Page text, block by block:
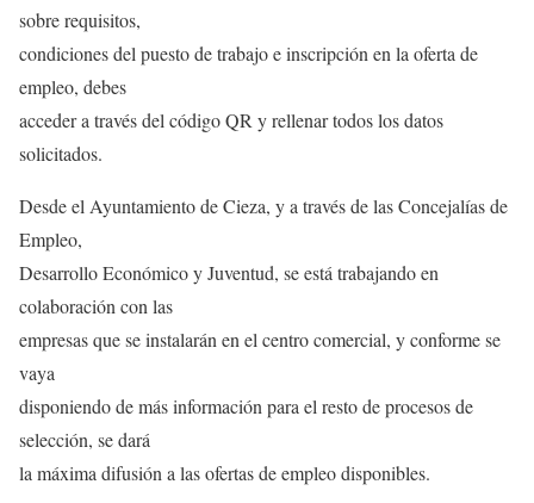
sobre requisitos,
condiciones del puesto de trabajo e inscripción en la oferta de
empleo, debes
acceder a través del código QR y rellenar todos los datos
solicitados.
Desde el Ayuntamiento de Cieza, y a través de las Concejalías de
Empleo,
Desarrollo Económico y Juventud, se está trabajando en
colaboración con las
empresas que se instalarán en el centro comercial, y conforme se
vaya
disponiendo de más información para el resto de procesos de
selección, se dará
la máxima difusión a las ofertas de empleo disponibles.